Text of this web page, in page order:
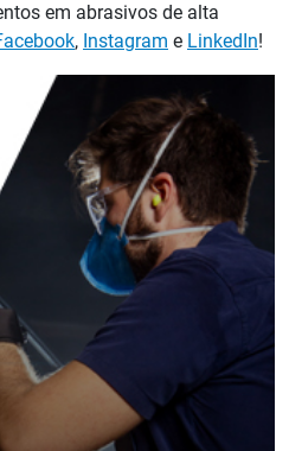
em abrasivos de alta
, Instagram e LinkedIn!